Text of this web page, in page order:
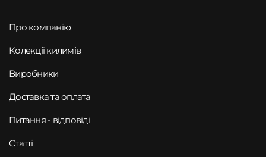
Про компанію
Колекції килимів
Виробники
Доставка та оплата
Питання - відповіді
Статті